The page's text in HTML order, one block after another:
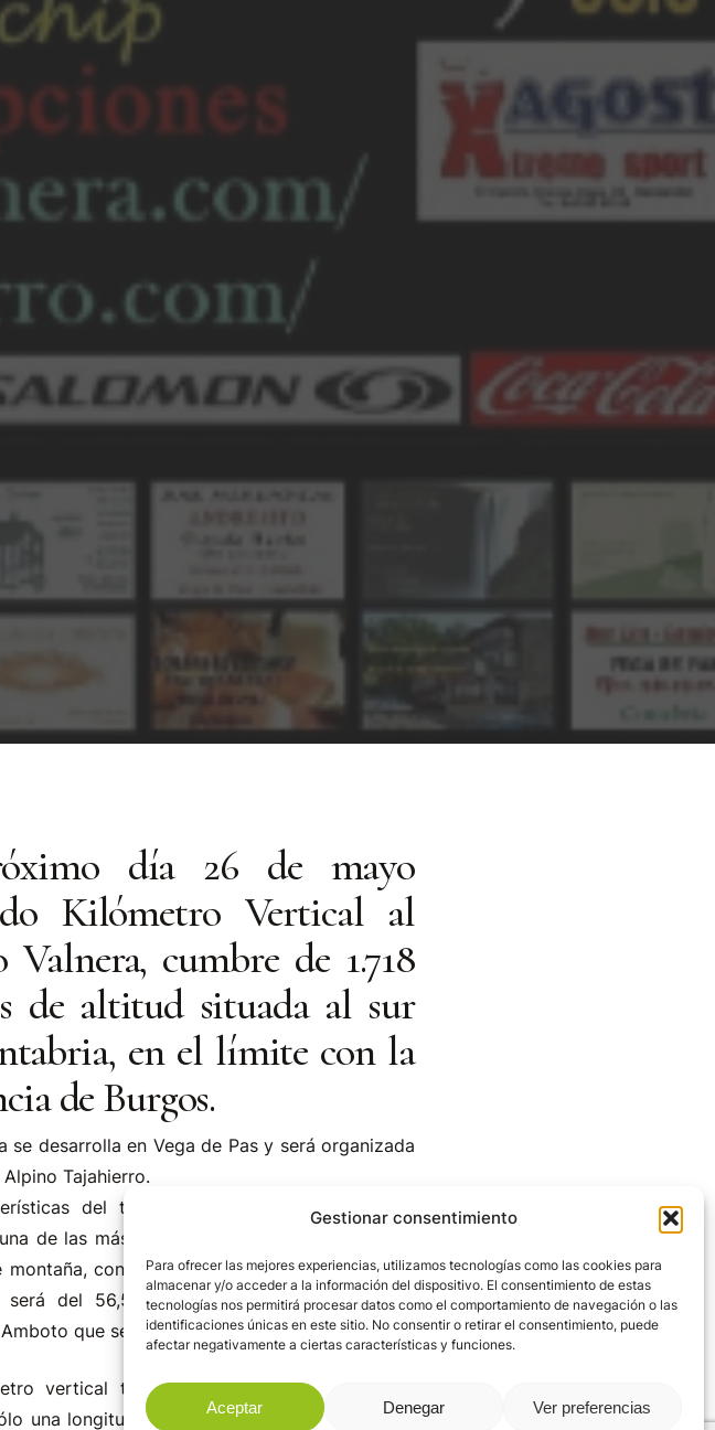
Gestionar consentimiento
Para ofrecer las mejores experiencias, utilizamos tecnologías como las cookies para
almacenar y/o acceder a la información del dispositivo. El consentimiento de estas
tecnologías nos permitirá procesar datos como el comportamiento de navegación o las
identificaciones únicas en este sitio. No consentir o retirar el consentimiento, puede
afectar negativamente a ciertas características y funciones.
Aceptar Denegar Ver preferencias
día 26 de mayo
Kilómetro Vertical al
Valnera, cumbre de 1.718
de altitud situada al sur
en el límite con la
de Burgos.
se desarrolla en Vega de Pas y será organizada
Tajahierro.
del terreno pasiego convertirán a la
de las más duras del calendario nacional de
montaña, con una pendiente mínima de 25,%, y
será del 56,5%, comparable a la prestigiosa
que se celebra en el País Vasco.
vertical tendrá un recorrido muy técnico
una longitud de 3.970 metros, lo que da una